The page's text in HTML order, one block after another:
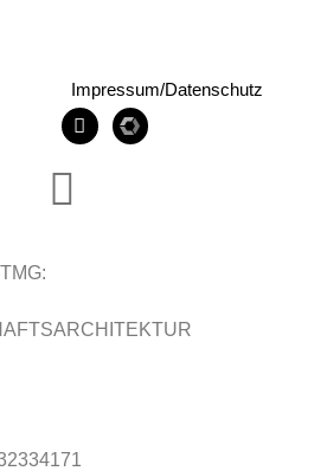
Impressum/Datenschutz